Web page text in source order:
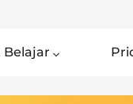
Belajar